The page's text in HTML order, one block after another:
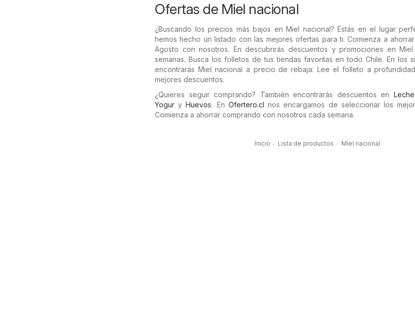
Ofertas de Miel nacional
¿Buscando los precios más bajos en Miel nacional? Estás en el lugar
hemos hecho un listado con las mejores ofertas para ti. Comienza a
Agosto con nosotros. En descubrirás descuentos y promociones en
semanas. Busca los folletos de tus tiendas favoritas en todo Chile. En los
encontrarás Miel nacional a precio de rebaja: Lee el folleto a
mejores descuentos.
¿Quieres seguir comprando? También encontrarás descuentos en Leche
Yogur yHuevos. En Ofertero.cl nos encargamos de seleccionar los
Comienza a ahorrar comprando con nosotros cada semana.
Inicio Lista de productos Miel nacional